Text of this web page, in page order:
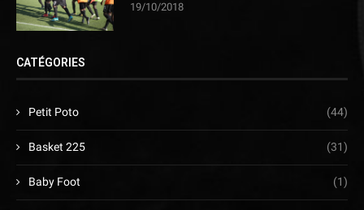
19/10/2018
CATÉGORIES
Petit Poto (44)
Basket 225 (31)
Baby Foot (1)